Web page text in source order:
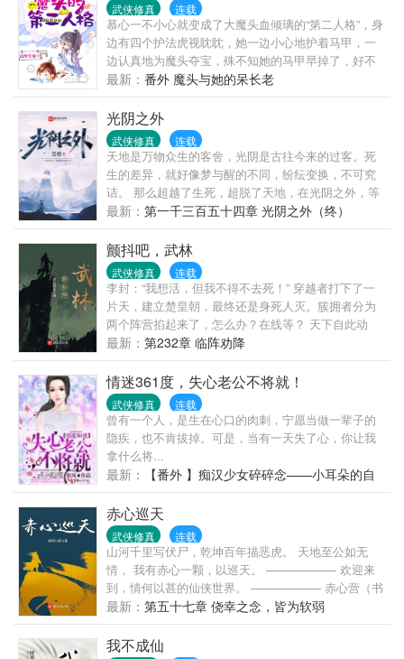
武侠修真 连载
慕心一不小心就变成了大魔头血倾璃的“第二人格”，身
边有四个护法虎视眈眈，她一边小心地护着马甲，一
边认真地为魔头夺宝，殊不知她的马甲早掉了，好不
容易捡个萌宝，结果越养越歪。 —— 某日，慕心望着
书上的美男图发呆，不禁感叹道：“长得好看的人，看
着真舒服！” 南宫宝哭闹道：“娘咂，你花心！” 他余光
瞥到那幅美男图，画上的美男就是他自己，立马就不
闹了，嘻嘻，泥随便看~ —— 每次慕心想要拐美男
时，南宫宝都会很捧场地喊一声“娘亲！” 结果，所有
的小郎君都被南宫宝收作小弟，她愣是一个都没拐回
来，最后还被南宫宝拐回家了。 总结：这是一个萌娃
儿纸努力升级为夫君的故事。
最新： 番外 魔头与她的呆长老
光阴之外
武侠修真 连载
天地是万物众生的客舍，光阴是古往今来的过客。死
生的差异，就好像梦与醒的不同，纷纭变换，不可究
诘。 那么超越了生死，超脱了天地，在光阴之外，等
待我们的是什么？这是耳根继《仙逆》《求魔》《我
欲封天》《一念永恒》《三寸人间》后，创作的第六
部长篇小说《光阴之外》
最新： 第一千三百五十四章 光阴之外（终）
颤抖吧，武林
武侠修真 连载
李封：“我想活，但我不得不去死！” 穿越者打下了一
片天，建立楚皇朝，最终还是身死人灭。簇拥者分为
两个阵营掐起来了，怎么办？在线等？ 天下自此动
乱，江湖风波险恶，李封来到了这个世界，接下来请
欣赏《颤抖吧，武林》。
最新： 第232章 临阵劝降
情迷361度，失心老公不将就！
武侠修真 连载
曾有一个人，是生在心口的肉刺，宁愿当做一辈子的
隐疾，也不肯拔掉。可是，当有一天失了心，你让我
拿什么将...
最新：
【番外 】痴汉少女碎碎念——小耳朵的自
白（大结局）
赤心巡天
武侠修真 连载
山河千里写伏尸，乾坤百年描恶虎。 天地至公如无
情， 我有赤心一颗，以巡天。 —————— 欢迎来
到，情何以甚的仙侠世界。 —————— 赤心营（书
友群）：879927532
最新： 第五十七章 侥幸之念，皆为软弱
我不成仙